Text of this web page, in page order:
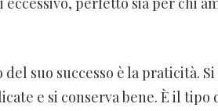
suo successo è la praticità.
e si conserva bene. È il